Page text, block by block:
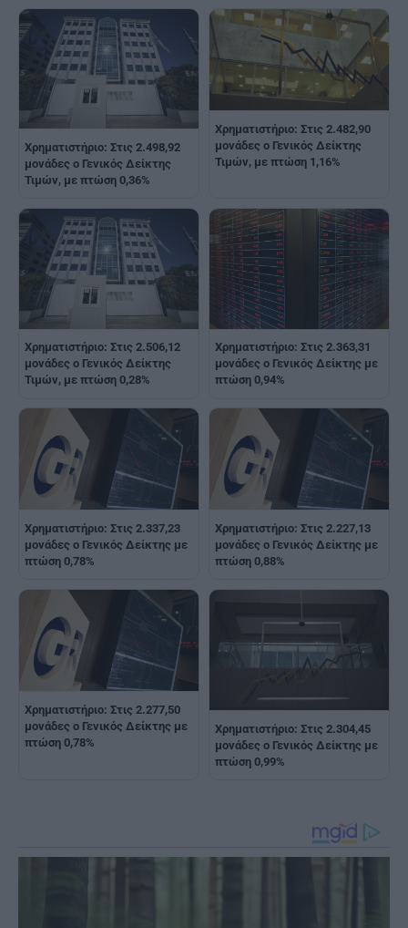
Χρηματιστήριο: Στις 2.498,92
μονάδες ο Γενικός Δείκτης
Τιμών, με πτώση 0,36%
Χρηματιστήριο: Στις 2.482,90
μονάδες ο Γενικός Δείκτης
Τιμών, με πτώση 1,16%
Χρηματιστήριο: Στις 2.506,12
μονάδες ο Γενικός Δείκτης
Τιμών, με πτώση 0,28%
Χρηματιστήριο: Στις 2.363,31
μονάδες ο Γενικός Δείκτης με
πτώση 0,94%
Χρηματιστήριο: Στις 2.337,23
μονάδες ο Γενικός Δείκτης με
πτώση 0,78%
Χρηματιστήριο: Στις 2.227,13
μονάδες ο Γενικός Δείκτης με
πτώση 0,88%
Χρηματιστήριο: Στις 2.277,50
μονάδες ο Γενικός Δείκτης με
πτώση 0,78%
Χρηματιστήριο: Στις 2.304,45
μονάδες ο Γενικός Δείκτης με
πτώση 0,99%